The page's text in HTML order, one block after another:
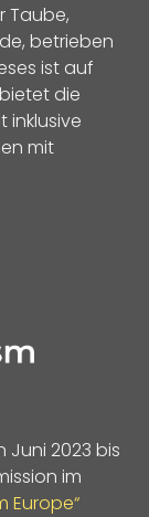
Taube,
betrieben
ist auf
die
inklusive
mit
Juni 2023 bis
im
Europe“